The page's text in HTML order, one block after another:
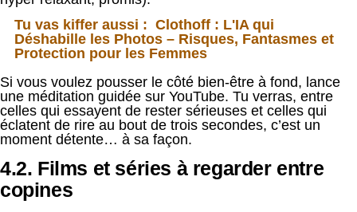
Tu vas kiffer aussi : Clothoff : L'IA qui
Déshabille les Photos – Risques, Fantasmes et
Protection pour les Femmes
Si vous voulez pousser le côté bien-être à fond, lance
une méditation guidée sur YouTube. Tu verras, entre
celles qui essayent de rester sérieuses et celles qui
éclatent de rire au bout de trois secondes, c’est un
moment détente… à sa façon.
4.2. Films et séries à regarder entre
copines